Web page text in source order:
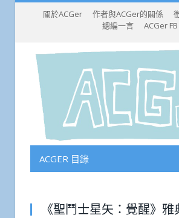
關於ACGer 作者與ACGer的關係
總編一言
ACGer FB
ACGER 目錄
《聖鬥士星矢：覺醒》雅